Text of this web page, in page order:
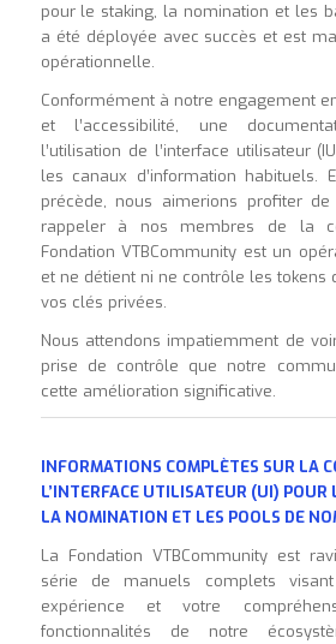
pour le staking, la nomination et les
a été déployée avec succès et est
opérationnelle.
Conformément à notre engagement
et l’accessibilité, une
l’utilisation de l’interface utilisateur
les canaux d’information habituels.
précède, nous aimerions profiter
rappeler à nos membres de la
Fondation VTBCommunity est un
et ne détient ni ne contrôle les tokens
vos clés privées.
Nous attendons impatiemment de
prise de contrôle que notre
cette amélioration significative.
INFORMATIONS COMPLÈTES SUR LA
L’INTERFACE UTILISATEUR (UI) POUR
LA NOMINATION ET LES POOLS DE
La Fondation VTBCommunity est
série de manuels complets
expérience et votre
fonctionnalités de notre